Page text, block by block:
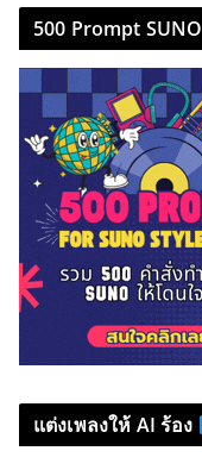
500 Prompt SUNO
แต่งเพลงให้ AI ร้อง